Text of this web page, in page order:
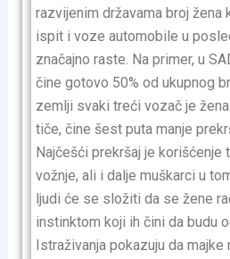
razvijenim državama broj žena
ispit i voze automobile u
značajno raste. Na primer, u
čine gotovo 50% od ukupnog
zemlji svaki treći vozač je
tiče, čine šest puta manje
Najčešći prekršaj je korišćenje
vožnje, ali i dalje muškarci u
ljudi će se složiti da se žene
instinktom koji ih čini da budu
Istraživanja pokazuju da majke